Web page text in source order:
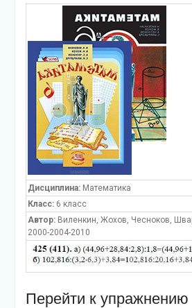
Дисциплина:Математика
Класс:6 класс
Автор:Виленкин, Жохов, Чесноков,
2000-2004-2010
Перейти к упражнению